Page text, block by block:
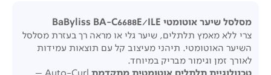
מסלסל שיער אוטומטי BaByliss BA-C6688E/ILE
צרי ללא מאמץ תלתלים, שיער גלי או מראה רך בעזרת מסלסל
השיער האוטומטי. תיהני מעיצוב קל עם תוצאות עמידות
לאורך זמן וגימור מבריק במיוחד.